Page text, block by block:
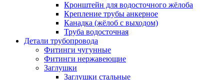
Кронштейн для водосточного жёлоба
Крепление трубы анкерное
Канадка (жёлоб с выходом)
Труба водосточная
Детали трубопровода
Фитинги чугунные
Фитинги нержавеющие
Заглушки
Заглушки стальные